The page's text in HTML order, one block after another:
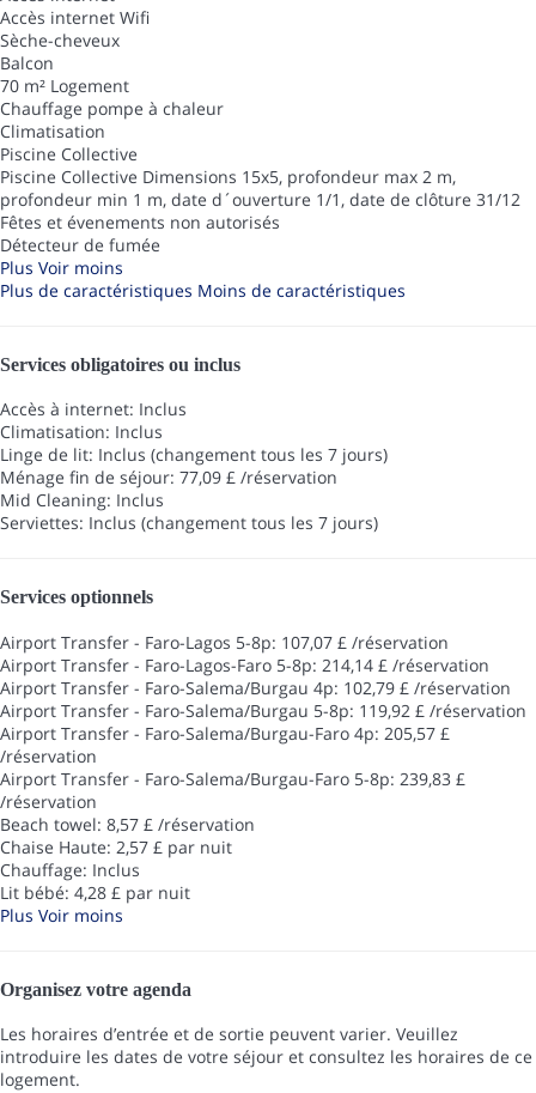
Accès internet Wifi
Sèche-cheveux
Balcon
70 m² Logement
Chauffage pompe à chaleur
Climatisation
Piscine Collective
Piscine Collective Dimensions 15x5, profondeur max 2 m,
profondeur min 1 m, date d´ouverture 1/1, date de clôture 31/12
Fêtes et évenements non autorisés
Détecteur de fumée
Plus Voir moins
Plus de caractéristiques Moins de caractéristiques
Services obligatoires ou inclus
Accès à internet: Inclus
Climatisation: Inclus
Linge de lit: Inclus (changement tous les 7 jours)
Ménage fin de séjour: 77,09 £ /réservation
Mid Cleaning: Inclus
Serviettes: Inclus (changement tous les 7 jours)
Services optionnels
Airport Transfer - Faro-Lagos 5-8p: 107,07 £ /réservation
Airport Transfer - Faro-Lagos-Faro 5-8p: 214,14 £ /réservation
Airport Transfer - Faro-Salema/Burgau 4p: 102,79 £ /réservation
Airport Transfer - Faro-Salema/Burgau 5-8p: 119,92 £ /réservation
Airport Transfer - Faro-Salema/Burgau-Faro 4p: 205,57 £
/réservation
Airport Transfer - Faro-Salema/Burgau-Faro 5-8p: 239,83 £
/réservation
Beach towel: 8,57 £ /réservation
Chaise Haute: 2,57 £ par nuit
Chauffage: Inclus
Lit bébé: 4,28 £ par nuit
Plus Voir moins
Organisez votre agenda
Les horaires d’entrée et de sortie peuvent varier. Veuillez
introduire les dates de votre séjour et consultez les horaires de ce
logement.